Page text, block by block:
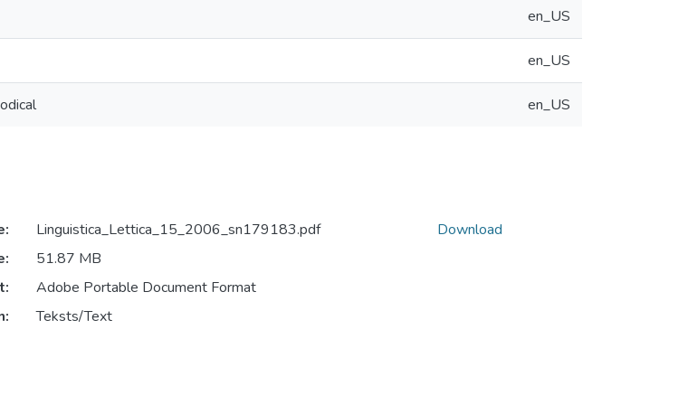
en_US
en_US
en_US
Linguistica_Lettica_15_2006_sn179183.pdf
51.87 MB
Adobe Portable Document Format
Teksts/Text
Download